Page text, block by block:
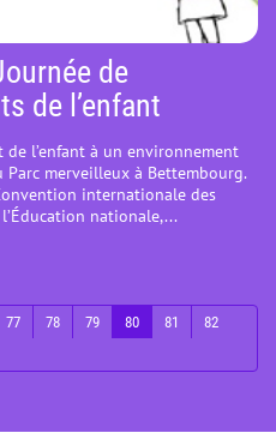
de
de l’enfant
l’enfant à un environnement
merveilleux à Bettembourg.
internationale des
nationale,...
77 78 79 80 81
82